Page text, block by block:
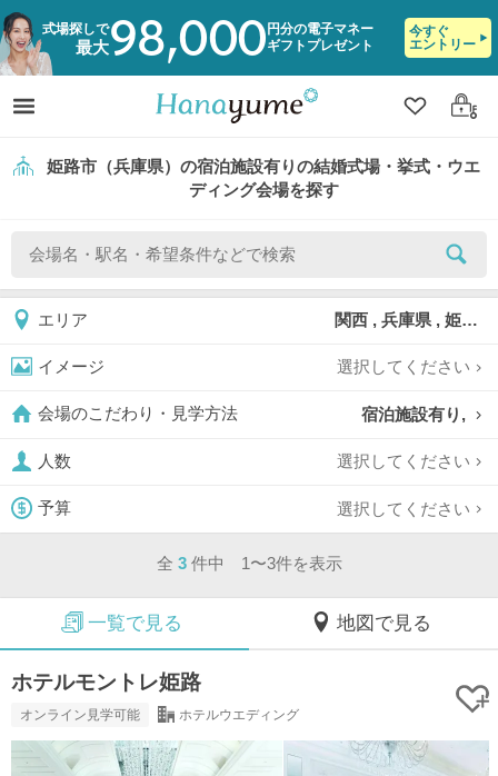
式場探しで
最大98,000 円分の電子マネー
ギフトプレゼント
今すぐ
エントリー
クリップ
ログ
姫路市（兵庫県）の宿泊施設有りの結婚式場・挙式・ウエ
ディング会場を探す
エリア 関西 , 兵庫県 , 姫路市
イメージ 選択してください
会場のこだわり・見学方法 宿泊施設有り,
人数 選択してください
予算 選択してください
全 3 件中 1〜3件を表示
一覧で見る 地図で見る
ホテルモントレ姫路
オンライン見学可能 ホテルウエディング